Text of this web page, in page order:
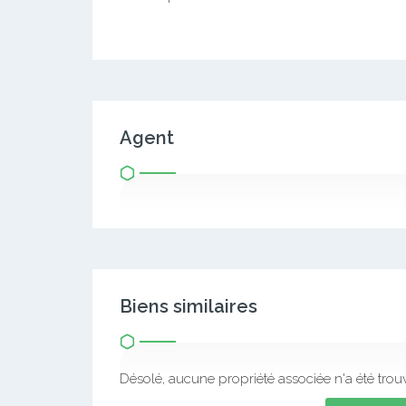
Agent
Biens similaires
Désolé, aucune propriété associée n'a été